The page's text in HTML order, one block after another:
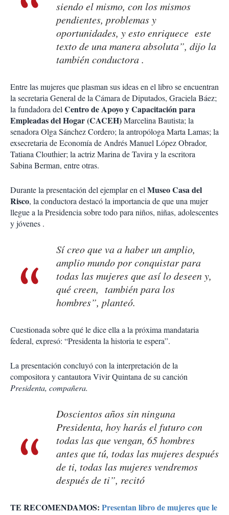
siendo el mismo, con los mismos
pendientes, problemas y
oportunidades, y esto enriquece este
texto de una manera absoluta”, dijo la
también conductora .
Entre las mujeres que plasman sus ideas en el libro se encuentran
la secretaria General de la Cámara de Diputados, Graciela Báez;
la fundadora delCentro de Apoyo y Capacitación para
Empleadas del Hogar (CACEH)Marcelina Bautista; la
senadora Olga Sánchez Cordero; la antropóloga Marta Lamas; la
exsecretaria de Economía de Andrés Manuel López Obrador,
Tatiana Clouthier; la actriz Marina de Tavira y la escritora
Sabina Berman, entre otras.
Durante la presentación del ejemplar en elMuseo Casa del
Risco, la conductora destacó la importancia de que una mujer
llegue a la Presidencia sobre todo para niños, niñas, adolescentes
y jóvenes .
Sí creo que va a haber un amplio,
amplio mundo por conquistar para
todas las mujeres que así lo deseen y,
qué creen, también para los
hombres”, planteó.
Cuestionada sobre qué le dice ella a la próxima mandataria
federal, expresó: “Presidenta la historia te espera”.
La presentación concluyó con la interpretación de la
compositora y cantautora Vivir Quintana de su canción
Presidenta, compañera.
Doscientos años sin ninguna
Presidenta, hoy harás el futuro con
todas las que vengan, 65 hombres
antes que tú, todas las mujeres después
de ti, todas las mujeres vendremos
después de ti”, recitó
TE RECOMENDAMOS: Presentan libro de mujeres que le